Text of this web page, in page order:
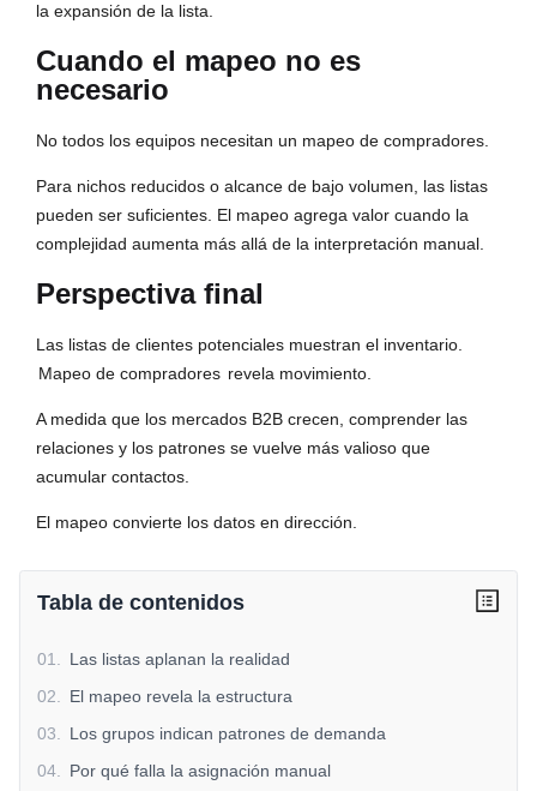
la expansión de la lista.
Cuando el mapeo no es
necesario
No todos los equipos necesitan un mapeo de compradores.
Para nichos reducidos o alcance de bajo volumen, las listas
pueden ser suficientes. El mapeo agrega valor cuando la
complejidad aumenta más allá de la interpretación manual.
Perspectiva final
Las listas de clientes potenciales muestran el inventario.
Mapeo de compradores revela movimiento.
A medida que los mercados B2B crecen, comprender las
relaciones y los patrones se vuelve más valioso que
acumular contactos.
El mapeo convierte los datos en dirección.
Tabla de contenidos
01
Las listas aplanan la realidad
02
El mapeo revela la estructura
03
Los grupos indican patrones de demanda
04
Por qué falla la asignación manual